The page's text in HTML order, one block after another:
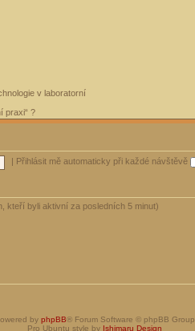
v laboratorní
praxi“ ?
Přihlásit mě automaticky při každé návštěvě
kteří byli aktivní za posledních 5 minut)
by phpBB® Forum Software © phpBB Group
Pro Ubuntu style by Ishimaru Design